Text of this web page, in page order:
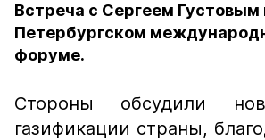
Встреча с Сергеем Густовым
Петербургском
форуме.
Стороны обсудили
газификации страны,